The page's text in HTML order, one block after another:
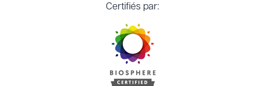
Certifiés par: